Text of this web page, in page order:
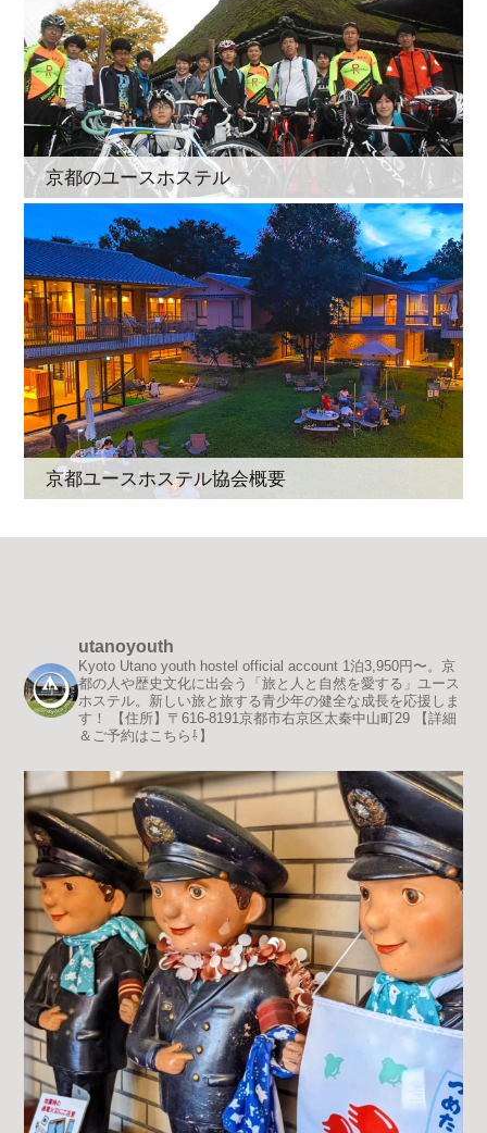
京都のユースホステル
京都ユースホステル協会概要
utanoyouth
Kyoto Utano youth hostel official account 1泊3,950円〜。京
都の人や歴史文化に出会う「旅と人と自然を愛する」ユース
ホステル。新しい旅と旅する青少年の健全な成長を応援しま
す！
【住所】〒616-8191京都市右京区太秦中山町29 【詳細
＆ご予約はこちら⇩】